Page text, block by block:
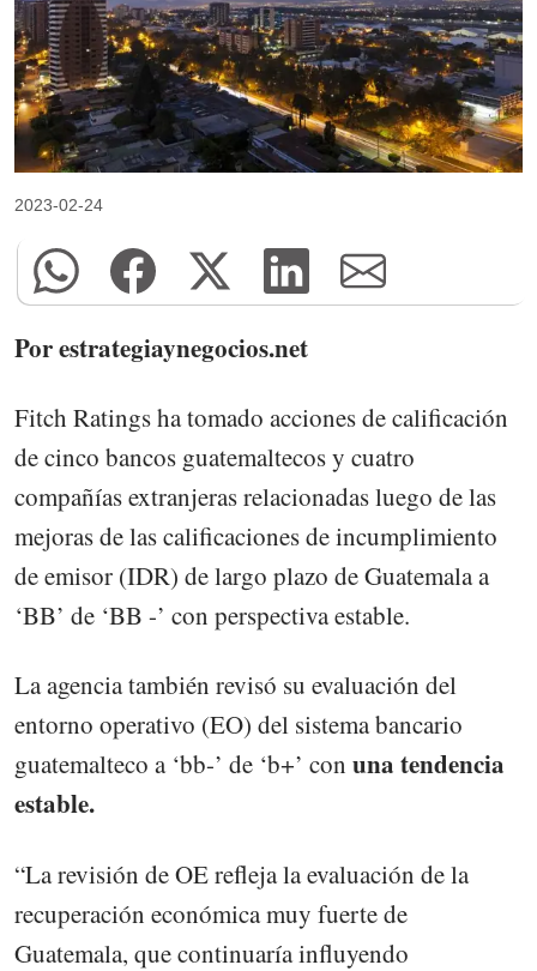
2023-02-24
Por estrategiaynegocios.net
Fitch Ratings ha tomado acciones de calificación
de cinco bancos guatemaltecos y cuatro
compañías extranjeras relacionadas luego de las
mejoras de las calificaciones de incumplimiento
de emisor (IDR) de largo plazo de Guatemala a
‘BB’ de ‘BB -’ con perspectiva estable.
La agencia también revisó su evaluación del
entorno operativo (EO) del sistema bancario
guatemalteco a ‘bb-’ de ‘b+’ con una tendencia
estable.
“La revisión de OE refleja la evaluación de la
recuperación económica muy fuerte de
Guatemala, que continuaría influyendo